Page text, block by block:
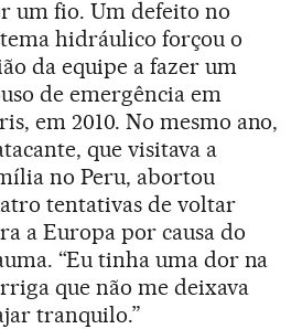
um fio. Um defeito no
hidráulico forçou o
da equipe a fazer um
de emergência em
em 2010. No mesmo ano,
que visitava a
no Peru, abortou
tentativas de voltar
a Europa por causa do
“Eu tinha uma dor na
que não me deixava
tranquilo.”